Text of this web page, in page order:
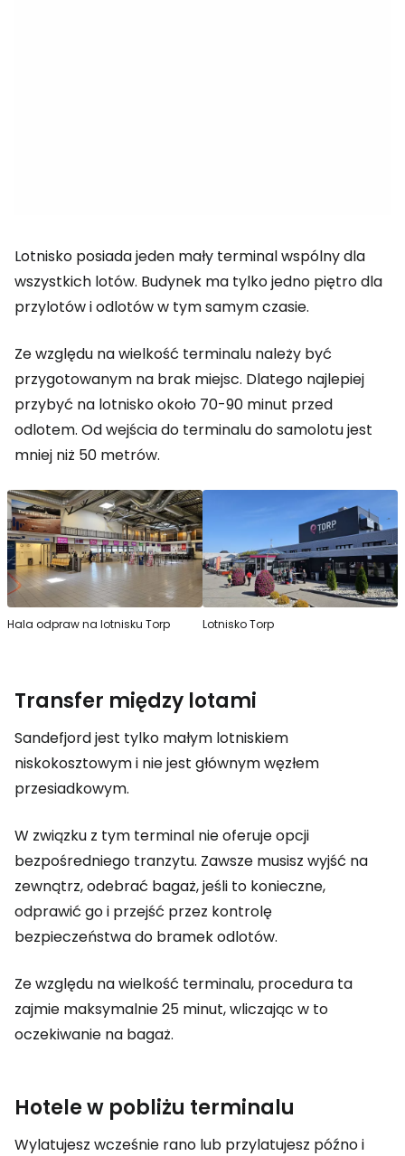
Lotnisko posiada jeden mały terminal wspólny dla
wszystkich lotów. Budynek ma tylko jedno piętro dla
przylotów i odlotów w tym samym czasie.
Ze względu na wielkość terminalu należy być
przygotowanym na brak miejsc. Dlatego najlepiej
przybyć na lotnisko około 70-90 minut przed
odlotem. Od wejścia do terminalu do samolotu jest
mniej niż 50 metrów.
Hala odpraw na lotnisku Torp Lotnisko Torp
Transfer między lotami
Sandefjord jest tylko małym lotniskiem
niskokosztowym i nie jest głównym węzłem
przesiadkowym.
W związku z tym terminal nie oferuje opcji
bezpośredniego tranzytu. Zawsze musisz wyjść na
zewnątrz, odebrać bagaż, jeśli to konieczne,
odprawić go i przejść przez kontrolę
bezpieczeństwa do bramek odlotów.
Ze względu na wielkość terminalu, procedura ta
zajmie maksymalnie 25 minut, wliczając w to
oczekiwanie na bagaż.
Hotele w pobliżu terminalu
Wylatujesz wcześnie rano lub przylatujesz późno i